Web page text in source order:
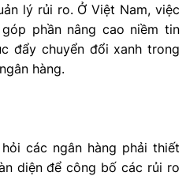
lý rủi ro. Ở Việt Nam, việc
góp phần nâng cao niềm tin
đẩy chuyển đổi xanh trong
hàng.
các ngân hàng phải thiết
diện để công bố các rủi ro